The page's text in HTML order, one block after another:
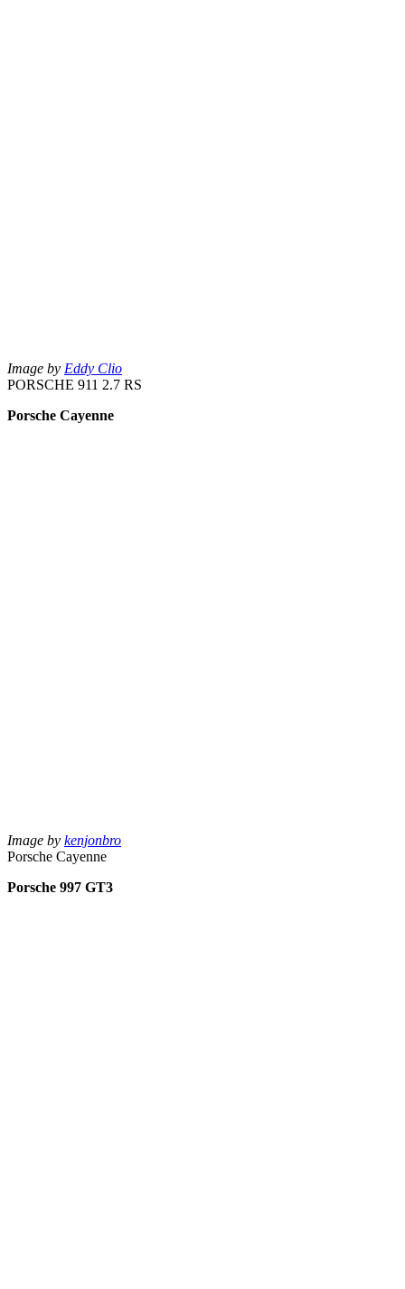
Image by Eddy Clio
PORSCHE 911 2.7 RS
Porsche Cayenne
Image by kenjonbro
Porsche Cayenne
Porsche 997 GT3